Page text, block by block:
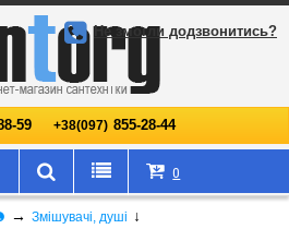
59 +38(097) 855-28-44
Не змогли додзвонитись?
0
→ Змішувачі, душі ↓